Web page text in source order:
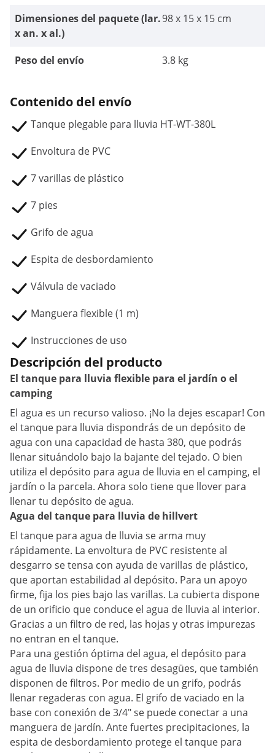
Dimensiones del paquete (lar.
x an. x al.)
98 x 15 x 15 cm
Peso del envío 3.8 kg
Contenido del envío
Tanque plegable para lluvia HT-WT-380L
Envoltura de PVC
7 varillas de plástico
7 pies
Grifo de agua
Espita de desbordamiento
Válvula de vaciado
Manguera flexible (1 m)
Instrucciones de uso
Descripción del producto
El tanque para lluvia flexible para el jardín o el
camping
El agua es un recurso valioso. ¡No la dejes escapar! Con
el tanque para lluvia dispondrás de un depósito de
agua con una capacidad de hasta 380, que podrás
llenar situándolo bajo la bajante del tejado. O bien
utiliza el depósito para agua de lluvia en el camping, el
jardín o la parcela. Ahora solo tiene que llover para
llenar tu depósito de agua.
Agua del tanque para lluvia de hillvert
El tanque para agua de lluvia se arma muy
rápidamente. La envoltura de PVC resistente al
desgarro se tensa con ayuda de varillas de plástico,
que aportan estabilidad al depósito. Para un apoyo
firme, fija los pies bajo las varillas. La cubierta dispone
de un orificio que conduce el agua de lluvia al interior.
Gracias a un filtro de red, las hojas y otras impurezas
no entran en el tanque.
Para una gestión óptima del agua, el depósito para
agua de lluvia dispone de tres desagües, que también
disponen de filtros. Por medio de un grifo, podrás
llenar regaderas con agua. El grifo de vaciado en la
base con conexión de 3/4" se puede conectar a una
manguera de jardín. Ante fuertes precipitaciones, la
espita de desbordamiento protege el tanque para